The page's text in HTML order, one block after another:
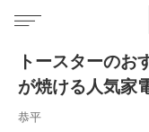
トースターのお
が焼ける人気家
恭平